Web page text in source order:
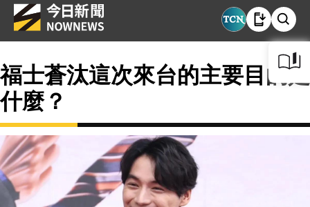
福士蒼汰這次來台的主要目的是
什麼？